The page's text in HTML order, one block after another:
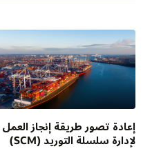
إعادة تصور طريقة إنجاز
لإدارة سلسلة التوريد (SCM)